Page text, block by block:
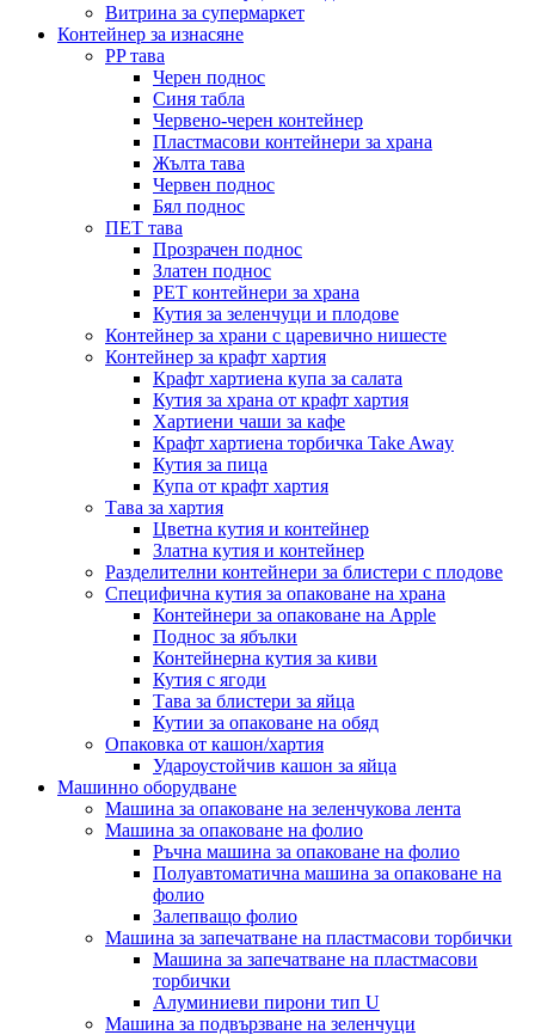
Витрина за супермаркет
Контейнер за изнасяне
PP тава
Черен поднос
Синя табла
Червено-черен контейнер
Пластмасови контейнери за храна
Жълта тава
Червен поднос
Бял поднос
ПЕТ тава
Прозрачен поднос
Златен поднос
PET контейнери за храна
Кутия за зеленчуци и плодове
Контейнер за храни с царевично нишесте
Контейнер за крафт хартия
Крафт хартиена купа за салата
Кутия за храна от крафт хартия
Хартиени чаши за кафе
Крафт хартиена торбичка Take Away
Кутия за пица
Купа от крафт хартия
Тава за хартия
Цветна кутия и контейнер
Златна кутия и контейнер
Разделителни контейнери за блистери с плодове
Специфична кутия за опаковане на храна
Контейнери за опаковане на Apple
Поднос за ябълки
Контейнерна кутия за киви
Кутия с ягоди
Тава за блистери за яйца
Кутии за опаковане на обяд
Опаковка от кашон/хартия
Удароустойчив кашон за яйца
Машинно оборудване
Машина за опаковане на зеленчукова лента
Машина за опаковане на фолио
Ръчна машина за опаковане на фолио
Полуавтоматична машина за опаковане на
фолио
Залепващо фолио
Машина за запечатване на пластмасови торбички
Машина за запечатване на пластмасови
торбички
Алуминиеви пирони тип U
Машина за подвързване на зеленчуци